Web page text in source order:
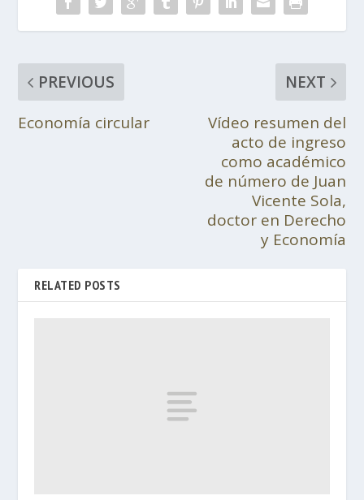
PREVIOUS
Economía circular
NEXT
Vídeo resumen del
acto de ingreso
como académico
de número de Juan
Vicente Sola,
doctor en Derecho
y Economía
RELATED POSTS